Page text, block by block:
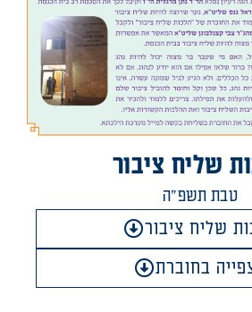
שליח ציבור
טבת תשפ"ה
בחוברת
שליח ציבור